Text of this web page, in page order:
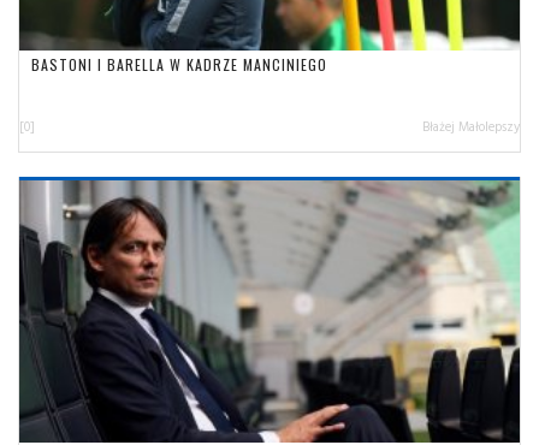
BASTONI I BARELLA W KADRZE MANCINIEGO
[0] Błażej Małolepszy